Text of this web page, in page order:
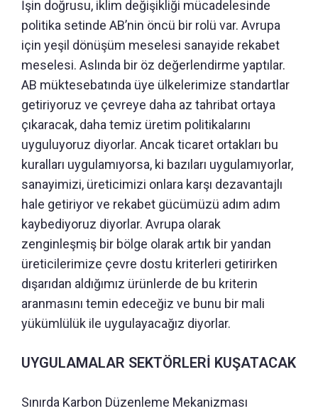
İşin doğrusu, iklim değişikliği mücadelesinde
politika setinde AB’nin öncü bir rolü var. Avrupa
için yeşil dönüşüm meselesi sanayide rekabet
meselesi. Aslında bir öz değerlendirme yaptılar.
AB müktesebatında üye ülkelerimize standartlar
getiriyoruz ve çevreye daha az tahribat ortaya
çıkaracak, daha temiz üretim politikalarını
uyguluyoruz diyorlar. Ancak ticaret ortakları bu
kuralları uygulamıyorsa, ki bazıları uygulamıyorlar,
sanayimizi, üreticimizi onlara karşı dezavantajlı
hale getiriyor ve rekabet gücümüzü adım adım
kaybediyoruz diyorlar. Avrupa olarak
zenginleşmiş bir bölge olarak artık bir yandan
üreticilerimize çevre dostu kriterleri getirirken
dışarıdan aldığımız ürünlerde de bu kriterin
aranmasını temin edeceğiz ve bunu bir mali
yükümlülük ile uygulayacağız diyorlar.
UYGULAMALAR SEKTÖRLERİ KUŞATACAK
Sınırda Karbon Düzenleme Mekanizması